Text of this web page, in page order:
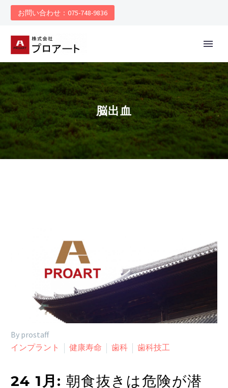
お問い合わせ：075-748-9836
脳出血
By prostaff
インプラント
健康寿命 歯科 歯科技工
24 1月: 朝食抜きは危険が潜